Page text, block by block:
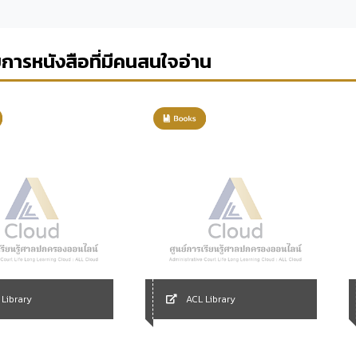
การหนังสือที่มีคนสนใจอ่าน
Library ACL Library